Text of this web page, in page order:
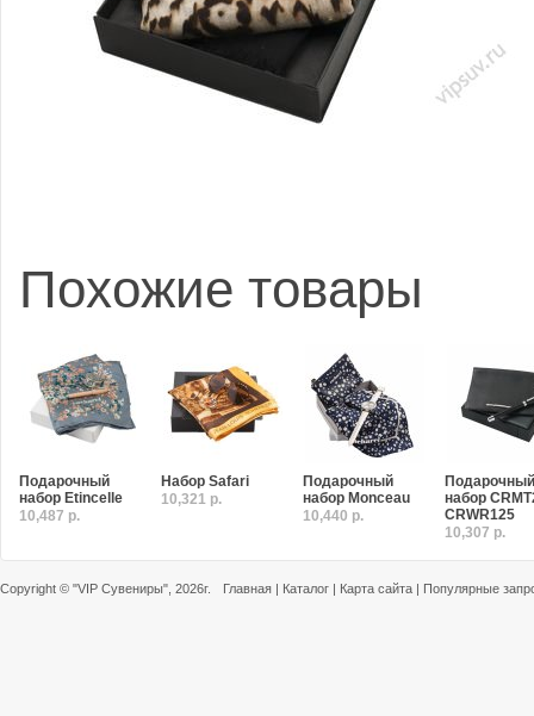
Похожие товары
Подарочный
набор Etincelle
10,487 р.
Набор Safari
10,321 р.
Подарочный
набор Monceau
10,440 р.
Подарочный
набор
CRWR125
10,307 р.
Copyright © "VIP Сувениры" , 2026г. Главная | Каталог | Карта сайта | Популярные